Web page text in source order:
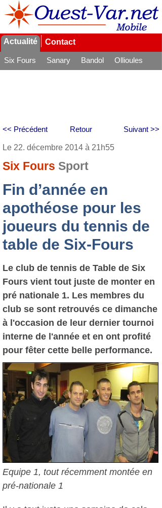
Actualité Contact
Six Fours Sanary Bandol
Ollioules
Retour
<< Précédent Suivant >>
Le 22. décembre 2014 à 21h55
Six Fours Sport
Fin d’année en
apothéose pour les
joueurs du tennis de
table de Six-Fours
Le club de tennis de Table de Six
Fours vient tout juste de monter en
pré nationale 1. Les membres du
club se sont retrouvés ce dimanche
à l'occasion de leur dernier tournoi
interne de l'année et en ont profité
pour fêter cette belle performance.
Equipe 1, tout récemment montée en
pré-nationale 1